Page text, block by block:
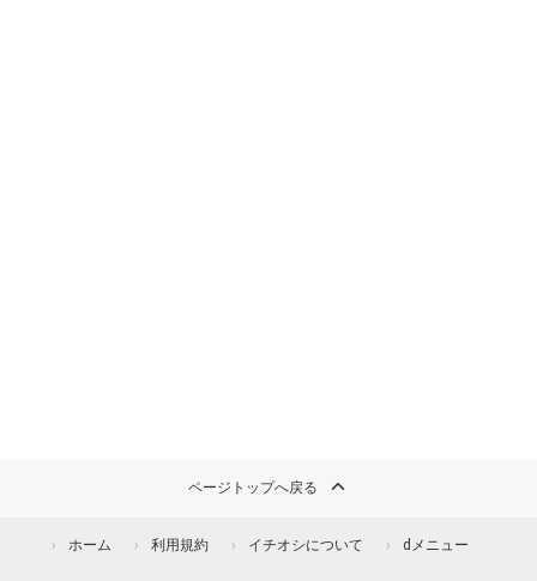
ページトップへ戻る
ホーム 利用規約 イチオシについて dメニュー